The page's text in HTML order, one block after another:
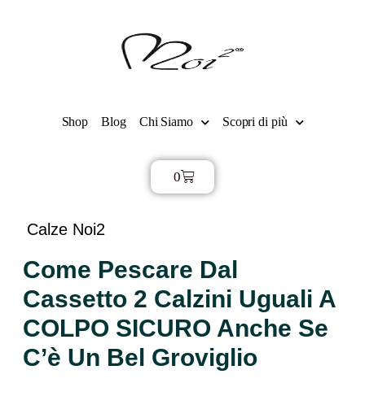
Shop Blog Chi Siamo Scopri di più
0
Calze Noi2
Come Pescare Dal
Cassetto 2 Calzini Uguali A
COLPO SICURO Anche Se
C’è Un Bel Groviglio